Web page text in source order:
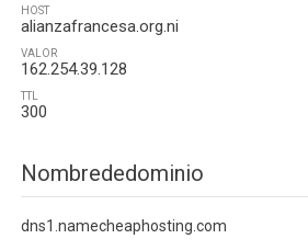
HOST
alianzafrancesa.org.ni
VALOR
162.254.39.128
TTL
300
Nombrededominio
dns1.namecheaphosting.com